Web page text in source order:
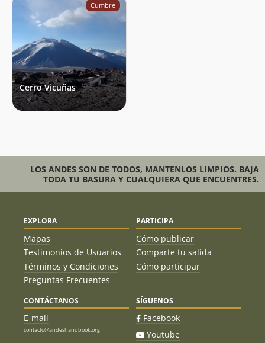
Cumbre
Cerro Vicuñas
LOS ANDES SON DE TODOS, MANTENLOS LIMPIOS. BAJA
TODA TU BASURA Y CUALQUIERA QUE ENCUENTRES.
EXPLORA
Mapas
Testimonios de Usuarios
Términos y Condiciones
Preguntas Frecuentes
PARTICIPA
Cómo publicar
Comparte tu salida
Cómo participar
CONTÁCTANOS
E-mail
contacto@andeshandbook.org
SÍGUENOS
Facebook
Youtube